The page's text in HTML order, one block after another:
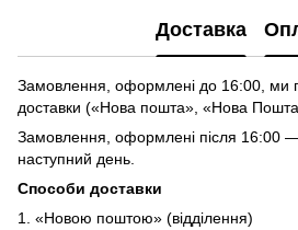
Доставка
Замовлення, оформлені до 16:00, ми
доставки («Нова пошта», «Нова
Замовлення, оформлені після 16:00
наступний день.
Способи доставки
1. «Новою поштою» (відділення)